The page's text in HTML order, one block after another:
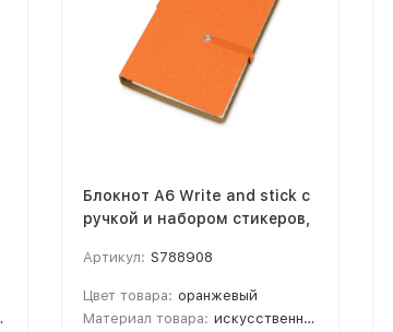
Блокнот А6 Write and stick с
ручкой и набором стикеров,
Артикул: S788908
Цвет товара: оранжевый
Материал товара: искусственная кожа, переработанный картон, пластик, бумага